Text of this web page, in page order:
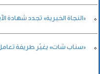
«النجاة الخيرية» تجدد شهادة
«سناب شات» يغيّر طريقة